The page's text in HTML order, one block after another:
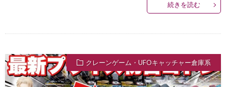
続きを読む
クレーンゲーム・UFOキャッチャー倉庫系